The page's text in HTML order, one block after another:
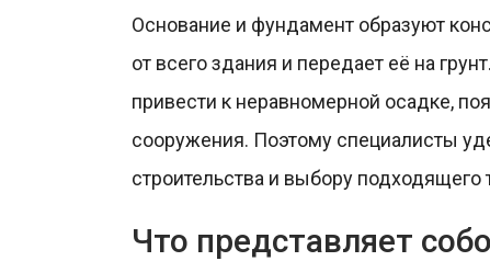
Основание и фундамент образуют
от всего здания и передает её на
привести к неравномерной осадке,
сооружения. Поэтому специалисты
строительства и выбору подходящего
Что представляет